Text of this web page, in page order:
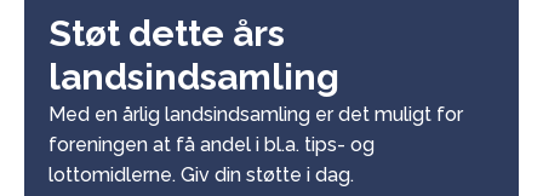
Støt dette års
landsindsamling
Med en årlig landsindsamling er det muligt for
foreningen at få andel i bl.a. tips- og
lottomidlerne. Giv din støtte i dag.